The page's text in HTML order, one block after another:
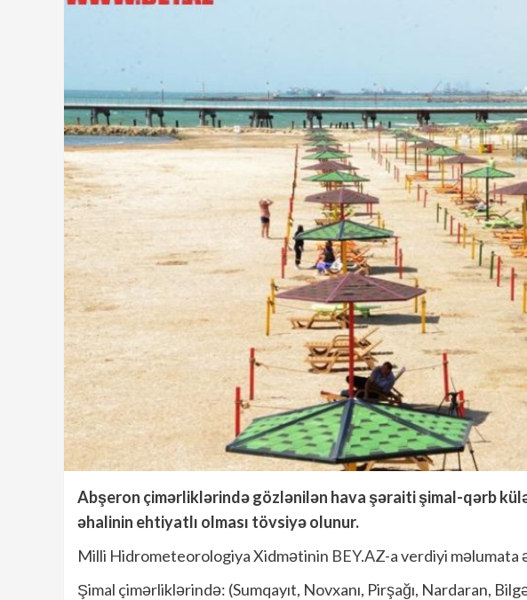
Abşeron çimərliklərində gözlənilən hava şəraiti şimal-qərb
əhalinin ehtiyatlı olması tövsiyə olunur.
Milli Hidrometeorologiya Xidmətinin BEY.AZ-a verdiyi məlumata
Şimal çimərliklərində: (Sumqayıt, Novxanı, Pirşağı, Nardaran,